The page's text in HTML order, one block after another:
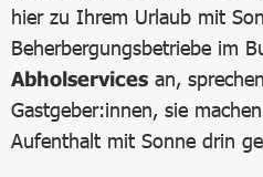
hier zu Ihrem Urlaub mit
Beherbergungsbetriebe im
Abholservices an,
Gastgeber:innen, sie
Aufenthalt mit Sonne drin